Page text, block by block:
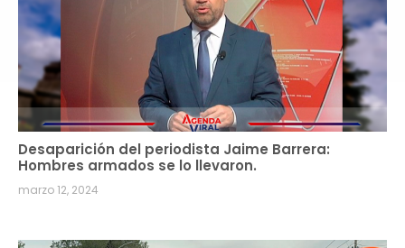
Desaparición del periodista Jaime Barrera:
Hombres armados se lo llevaron.
marzo 12, 2024